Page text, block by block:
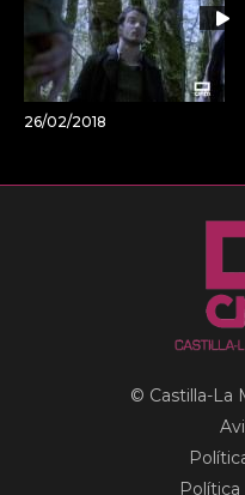
26/02/2018
© Castilla-La